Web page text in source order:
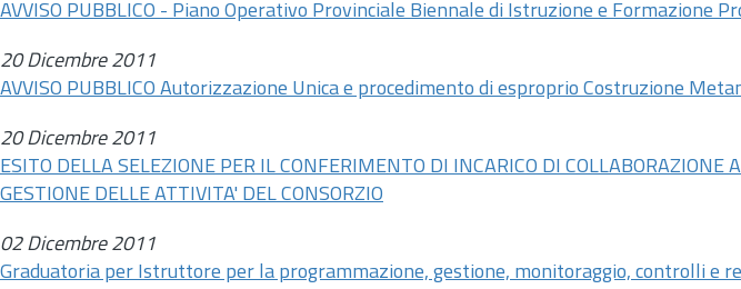
AVVISO PUBBLICO - Piano Operativo Provinciale Biennale di Istruzione e Formazione
20 Dicembre 2011
AVVISO PUBBLICO Autorizzazione Unica e procedimento di esproprio Costruzione
20 Dicembre 2011
ESITO DELLA SELEZIONE PER IL CONFERIMENTO DI INCARICO DI COLLABORAZIONE
GESTIONE DELLE ATTIVITA' DEL CONSORZIO
02 Dicembre 2011
Graduatoria per Istruttore per la programmazione, gestione, monitoraggio, controlli e